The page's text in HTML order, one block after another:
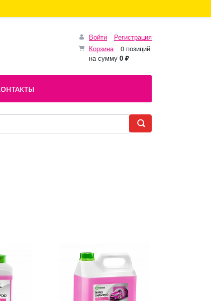
Войти
Регистрация
Корзина
0 позиций
на сумму 0 ₽